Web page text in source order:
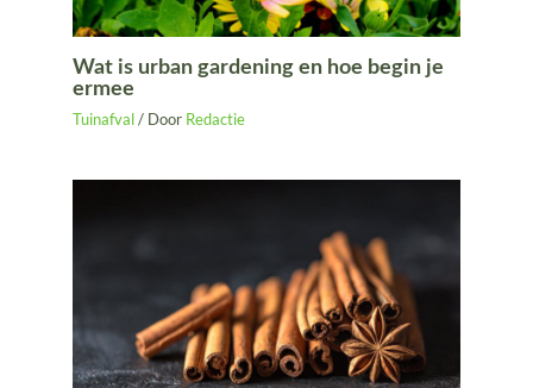
Wat is urban gardening en hoe begin je
ermee
Tuinafval/ Door Redactie